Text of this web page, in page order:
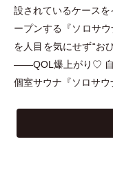
設されているケース
ープンする『ソロサ
を人目を気にせず“お
――QOL爆上がり♡ 自
個室サウナ『ソロサ